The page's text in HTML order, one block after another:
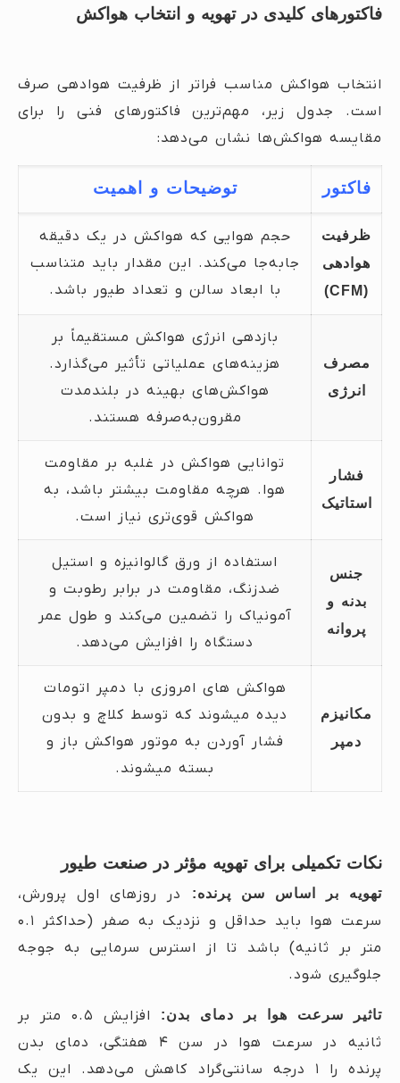
فاکتورهای کلیدی در تهویه و انتخاب هواکش
انتخاب هواکش مناسب فراتر از ظرفیت هوادهی صرف
است. جدول زیر، مهم‌ترین فاکتورهای فنی را برای
مقایسه هواکش‌ها نشان می‌دهد:
فاکتور توضیحات و اهمیت
ظرفیت
هوادهی
(CFM)
حجم هوایی که هواکش در یک دقیقه
جابه‌جا می‌کند. این مقدار باید متناسب
با ابعاد سالن و تعداد طیور باشد.
مصرف
انرژی
بازدهی انرژی هواکش مستقیماً بر
هزینه‌های عملیاتی تأثیر می‌گذارد.
هواکش‌های بهینه در بلندمدت
مقرون‌به‌صرفه هستند.
فشار
استاتیک
توانایی هواکش در غلبه بر مقاومت
هوا. هرچه مقاومت بیشتر باشد، به
هواکش قوی‌تری نیاز است.
جنس
بدنه و
پروانه
استفاده از ورق گالوانیزه و استیل
ضدزنگ، مقاومت در برابر رطوبت و
آمونیاک را تضمین می‌کند و طول عمر
دستگاه را افزایش می‌دهد.
مکانیزم
دمپر
هواکش های امروزی با دمپر اتومات
دیده میشوند که توسط کلاچ و بدون
فشار آوردن به موتور هواکش باز و
بسته میشوند.
نکات تکمیلی برای تهویه مؤثر در صنعت طیور
تهویه بر اساس سن پرنده:
در روزهای اول پرورش،
سرعت هوا باید حداقل و نزدیک به صفر (حداکثر ۰.۱
متر بر ثانیه) باشد تا از استرس سرمایی به جوجه
جلوگیری شود.
تاثیر سرعت هوا بر دمای بدن:
افزایش ۰.۵ متر بر
ثانیه در سرعت هوا در سن ۴ هفتگی، دمای بدن
پرنده را ۱ درجه سانتی‌گراد کاهش می‌دهد. این یک